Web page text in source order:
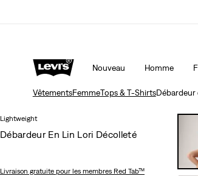
Nouveau Homme
VêtementsFemmeTops & T-ShirtsDébardeur
Lightweight
Débardeur En Lin Lori Décolleté
Livraison gratuite pour les membres Red Tab™